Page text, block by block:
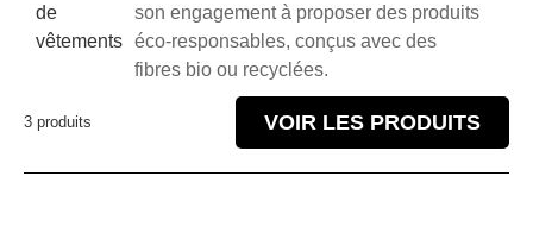
de
vêtements
son engagement à proposer des produits
éco-responsables, conçus avec des
fibres bio ou recyclées.
3 produits VOIR LES PRODUITS